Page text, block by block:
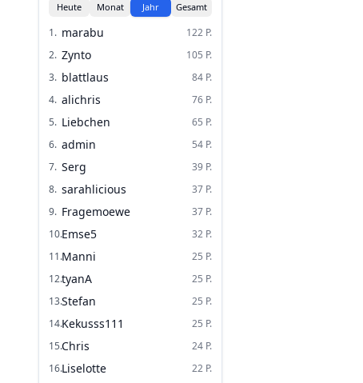
Heute Monat Jahr Gesamt
1. marabu 122 P.
2. Zynto 105 P.
3. blattlaus 84 P.
4. alichris 76 P.
5. Liebchen 65 P.
6. admin 54 P.
7. Serg 39 P.
8. sarahlicious 37 P.
9. Fragemoewe 37 P.
10.Emse5 32 P.
11.Manni 25 P.
12.tyanA 25 P.
13.Stefan 25 P.
14.Kekusss111 25 P.
15.Chris 24 P.
16.Liselotte 22 P.